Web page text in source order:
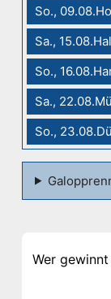
So.,
Sa.,
So.,
Sa.,
So.,
Wer